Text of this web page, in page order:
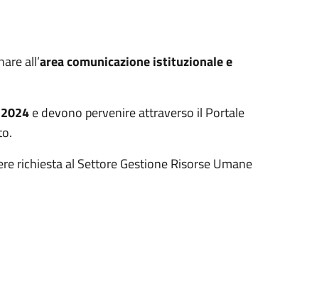
all’area comunicazione istituzionale e
e devono pervenire attraverso il Portale
richiesta al Settore Gestione Risorse Umane